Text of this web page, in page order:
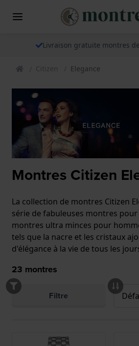
Livraison gratuite montres
Citizen Elegance
Montres Citizen
La collection de montres Citizen
série de fabuleuses montres
montres ultra minces pour
tels que la nacre et les cristaux
d'élégance à la vie de tous les
23 montres
Filtre